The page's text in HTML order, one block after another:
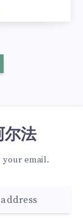
尔法
email.